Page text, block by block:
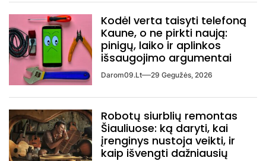
Kodėl verta taisyti telefoną
Kaune, o ne pirkti naują:
pinigų, laiko ir aplinkos
išsaugojimo argumentai
Darom09.lt 29 Gegužės, 2026
Robotų siurblių remontas
Šiauliuose: ką daryti, kai
įrenginys nustoja veikti, ir
kaip išvengti dažniausių